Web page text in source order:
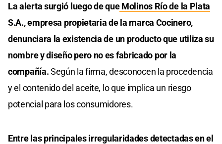
La alerta surgió luego de queMolinos Río de la Plata
S.A.,empresa propietaria de la marca Cocinero,
denunciara la existencia de un producto que utiliza su
nombre y diseño pero no es fabricado por la
compañía.Según la firma, desconocen la procedencia
y el contenido del aceite, lo que implica un riesgo
potencial para los consumidores.
Entre las principales irregularidades detectadas en el